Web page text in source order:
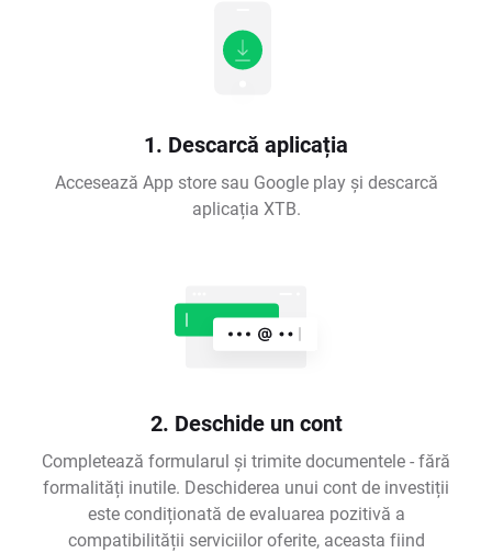
1. Descarcă aplicația
Accesează App store sau Google play și descarcă
aplicația XTB.
2. Deschide un cont
Completează formularul și trimite documentele - fără
formalități inutile. Deschiderea unui cont de investiții
este condiționată de evaluarea pozitivă a
compatibilității serviciilor oferite, aceasta fiind